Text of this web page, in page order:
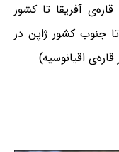
آفریقا تا کشور
جنوب کشور ژاپن در
اقیانوسیه)